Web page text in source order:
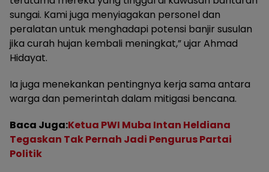
sungai. Kami juga menyiagakan personel dan
peralatan untuk menghadapi potensi banjir susulan
jika curah hujan kembali meningkat,” ujar Ahmad
Hidayat.
Ia juga menekankan pentingnya kerja sama antara
warga dan pemerintah dalam mitigasi bencana.
Baca Juga:Ketua PWI Muba Intan Heldiana
Tegaskan Tak Pernah Jadi Pengurus Partai
Politik